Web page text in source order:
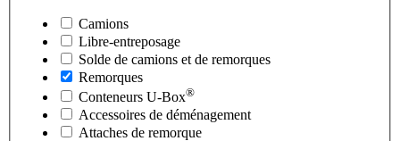
Camions
Libre-entreposage
Solde de camions et de remorques
Remorques
Conteneurs U-Box®
Accessoires de déménagement
Attaches de remorque